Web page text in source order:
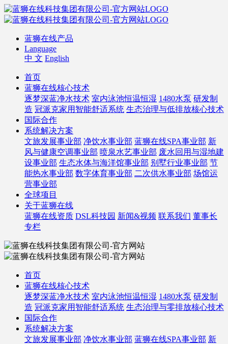
蓝狮在线产品
Language
中 文 English
首页
蓝狮在线核心技术
逐梦深蓝净水技术 室内泳池恒温恒湿 1480水泵 研发制
造 冠派克家用智能舒适系统 生态治理与低排放核心技术
国际合作
系统解决方案
文旅发展事业部 净饮水事业部 蓝狮在线SPA事业部 新
风与健康空调事业部 喷泉水艺事业部 废水回用与湿地建
设事业部 生态水体与海洋馆事业部 别墅行业事业部 节
能热水事业部 数字体育事业部 二次供水事业部 场馆运
营事业部
全球项目
关于蓝狮在线
蓝狮在线资质 DSL科技园 新闻&视频 联系我们 董事长
专栏
首页
蓝狮在线核心技术
逐梦深蓝净水技术 室内泳池恒温恒湿 1480水泵 研发制
造 冠派克家用智能舒适系统 生态治理与零排放核心技术
国际合作
系统解决方案
文旅发展事业部 净饮水事业部 蓝狮在线SPA事业部 新